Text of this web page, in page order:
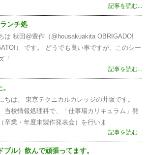
記事を読む...
ンチ処
は 秋田@豊作（@housakuakita‎ OBRIGADO!
） です。 どうでも良い事ですが、このシー
「
記事を読む...
ちは。 東京テクニカルカレッジの井坂です。
当校情報処理科で、「仕事場カリキュラム」発
卒業・年度末製作発表会）を行いま
記事を読む...
ブル）飲んで頑張ってます。